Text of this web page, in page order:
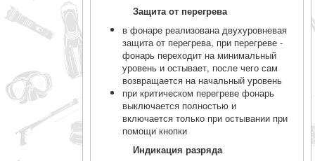
Защита от перегрева
в фонаре реализована двухуровневая
защита от перегрева, при перегреве -
фонарь переходит на минимальный
уровень и остывает, после чего сам
возвращается на начальный уровень
при критическом перегреве фонарь
выключается полностью и
включается только при остывании при
помощи кнопки
Индикация разряда